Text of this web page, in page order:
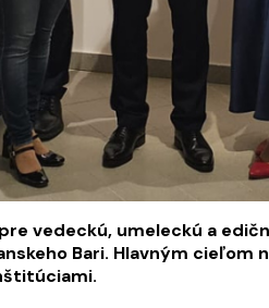
vedeckú, umeleckú a
Bari. Hlavným